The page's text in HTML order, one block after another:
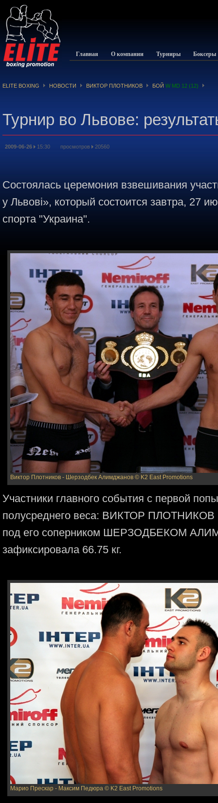
Главная О компании Турниры Боксеры
ELITE BOXING НОВОСТИ ВИКТОР ПЛОТНИКОВ БОЙ W MD 12 (12)
Турнир во Львове:
2009-06-26 15:30 просмотров 20560
Состоялась церемония взвешивания
у Львові», который состоится завтра, 27
спорта "Украина".
Виктор Плотников - Шерзодбек Алимджанов © K2 East Promotions
Участники главного события с первой
полусреднего веса: ВИКТОР ПЛОТНИКОВ
под его соперником ШЕРЗОДБЕКОМ
зафиксировала 66.75 кг.
Марио Прескар - Максим Педюра © K2 East Promotions